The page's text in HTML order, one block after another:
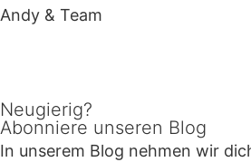
Andy & Team
Neugierig?
Abonniere unseren Blog
In unserem Blog nehmen wir